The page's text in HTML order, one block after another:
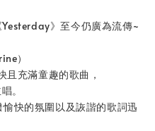
Yesterday》至今仍廣為流傳~
）
充滿童趣的歌曲，
。
快的氛圍以及詼諧的歌詞迅